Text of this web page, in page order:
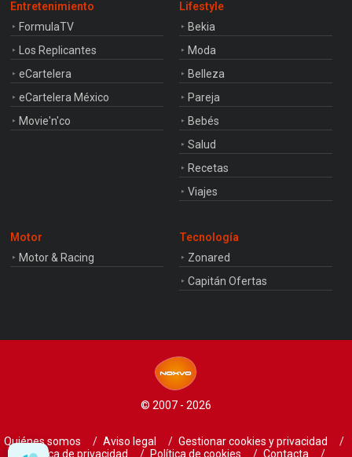
Entretenimiento
FormulaTV
Los Replicantes
eCartelera
eCartelera México
Movie'n'co
Lifestyle
Bekia
Moda
Belleza
Pareja
Bebés
Salud
Recetas
Viajes
Motor
Motor & Racing
Tecnología
Zonared
Capitán Ofertas
© 2007 - 2026
Quiénes somos Aviso legal
Gestionar cookies y privacidad
Política de privacidad
Política de cookies Contacta